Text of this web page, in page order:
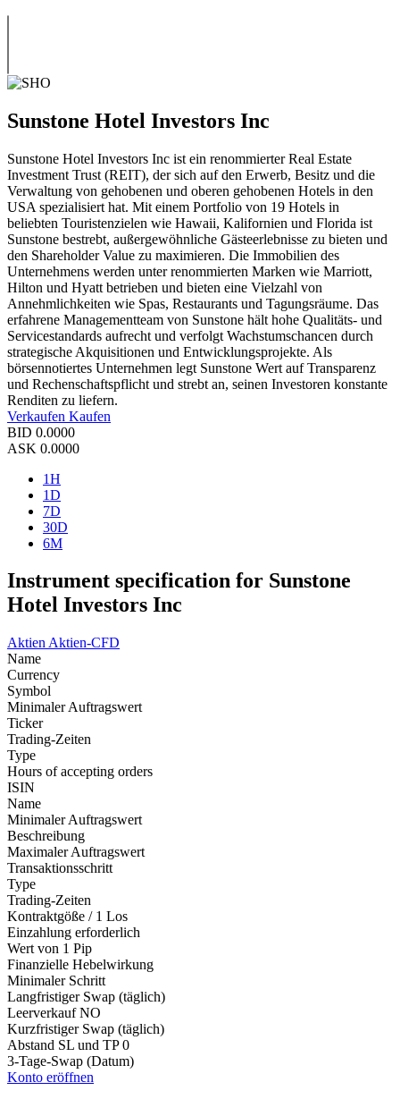
Sunstone Hotel Investors Inc
Sunstone Hotel Investors Inc ist ein renommierter Real Estate
Investment Trust (REIT), der sich auf den Erwerb, Besitz und die
Verwaltung von gehobenen und oberen gehobenen Hotels in den
USA spezialisiert hat. Mit einem Portfolio von 19 Hotels in
beliebten Touristenzielen wie Hawaii, Kalifornien und Florida ist
Sunstone bestrebt, außergewöhnliche Gästeerlebnisse zu bieten und
den Shareholder Value zu maximieren. Die Immobilien des
Unternehmens werden unter renommierten Marken wie Marriott,
Hilton und Hyatt betrieben und bieten eine Vielzahl von
Annehmlichkeiten wie Spas, Restaurants und Tagungsräume. Das
erfahrene Managementteam von Sunstone hält hohe Qualitäts- und
Servicestandards aufrecht und verfolgt Wachstumschancen durch
strategische Akquisitionen und Entwicklungsprojekte. Als
börsennotiertes Unternehmen legt Sunstone Wert auf Transparenz
und Rechenschaftspflicht und strebt an, seinen Investoren konstante
Renditen zu liefern.
Verkaufen Kaufen
BID 0.0000
ASK 0.0000
1H
1D
7D
30D
6M
Instrument specification for Sunstone
Hotel Investors Inc
Aktien Aktien-CFD
Name
Currency
Symbol
Minimaler Auftragswert
Ticker
Trading-Zeiten
Type
Hours of accepting orders
ISIN
Name
Minimaler Auftragswert
Beschreibung
Maximaler Auftragswert
Transaktionsschritt
Type
Trading-Zeiten
Kontraktgöße / 1 Los
Einzahlung erforderlich
Wert von 1 Pip
Finanzielle Hebelwirkung
Minimaler Schritt
Langfristiger Swap (täglich)
Leerverkauf NO
Kurzfristiger Swap (täglich)
Abstand SL und TP 0
3-Tage-Swap (Datum)
Konto eröffnen